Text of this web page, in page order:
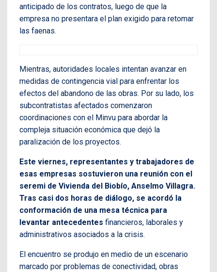
anticipado de los contratos, luego de que la
empresa no presentara el plan exigido para retomar
las faenas.
Mientras, autoridades locales intentan avanzar en
medidas de contingencia vial para enfrentar los
efectos del abandono de las obras. Por su lado, los
subcontratistas afectados comenzaron
coordinaciones con el Minvu para abordar la
compleja situación económica que dejó la
paralización de los proyectos.
Este viernes, representantes y trabajadores de
esas empresas sostuvieron una reunión con el
seremi de Vivienda del Biobío, Anselmo Villagra.
Tras casi dos horas de diálogo, se acordó la
conformación de una mesa técnica para
levantar antecedentes financieros, laborales y
administrativos asociados a la crisis.
El encuentro se produjo en medio de un escenario
marcado por problemas de conectividad, obras